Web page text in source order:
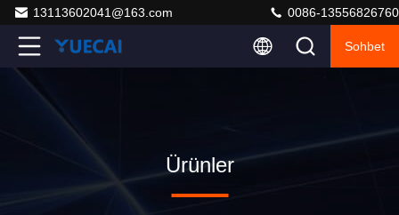
13113602041@163.com 0086-13556826760
Sohbet
Ürünler